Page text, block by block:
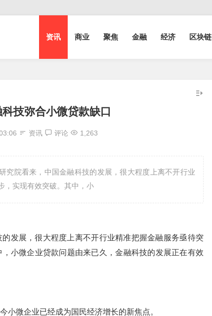
资讯 商业 聚焦 金融 经济 区块链
技弥合小微贷款缺口
资讯 评论 1,263
究院看来，中国金融科技的发展，很大程度上离不开行业
，实现有效突破。其中，小
展，很大程度上离不开行业精准把握金融服务亟待突
小微企业贷款问题由来已久，金融科技的发展正在有效
微企业已经成为国民经济增长的新焦点。